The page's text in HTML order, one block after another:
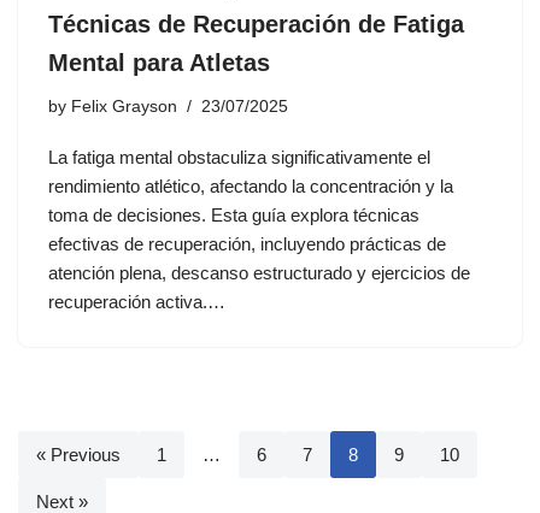
Técnicas de Recuperación de Fatiga
Mental para Atletas
by Felix Grayson 23/07/2025
La fatiga mental obstaculiza significativamente el
rendimiento atlético, afectando la concentración y la
toma de decisiones. Esta guía explora técnicas
efectivas de recuperación, incluyendo prácticas de
atención plena, descanso estructurado y ejercicios de
recuperación activa.…
« Previous 1 … 6 7 8 9 10
Next »